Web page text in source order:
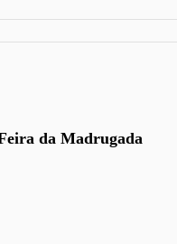
da Madrugada